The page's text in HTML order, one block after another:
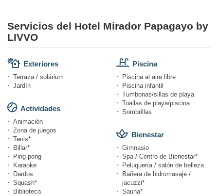
Servicios del Hotel Mirador Papagayo by
LIVVO
Exteriores
Terraza / solárium
Jardín
Actividades
Animación
Zona de juegos
Tenis*
Billar*
Ping pong
Karaoke
Dardos
Squash*
Biblioteca
Piscina
Piscina al aire libre
Piscina infantil
Tumbonas/sillas de playa
Toallas de playa/piscina
Sombrillas
Bienestar
Gimnasio
Spa / Centro de Bienestar*
Peluquería / salón de belleza
Bañera de hidromasaje /
jacuzzi*
Sauna*